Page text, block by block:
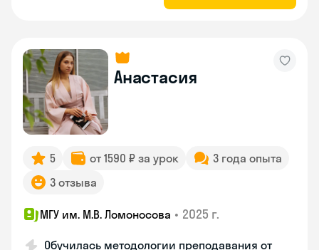
Анастасия
5 от 1590 ₽ за урок
3 года опыта
3 отзыва
МГУ им. М.В. Ломоносова • 2025 г.
Обучилась методологии преподавания от